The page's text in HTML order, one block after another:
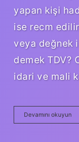
yapan kişi
ise recm
veya değnek
demek TDV?
idari ve mali
Devamını okuyun
Ne